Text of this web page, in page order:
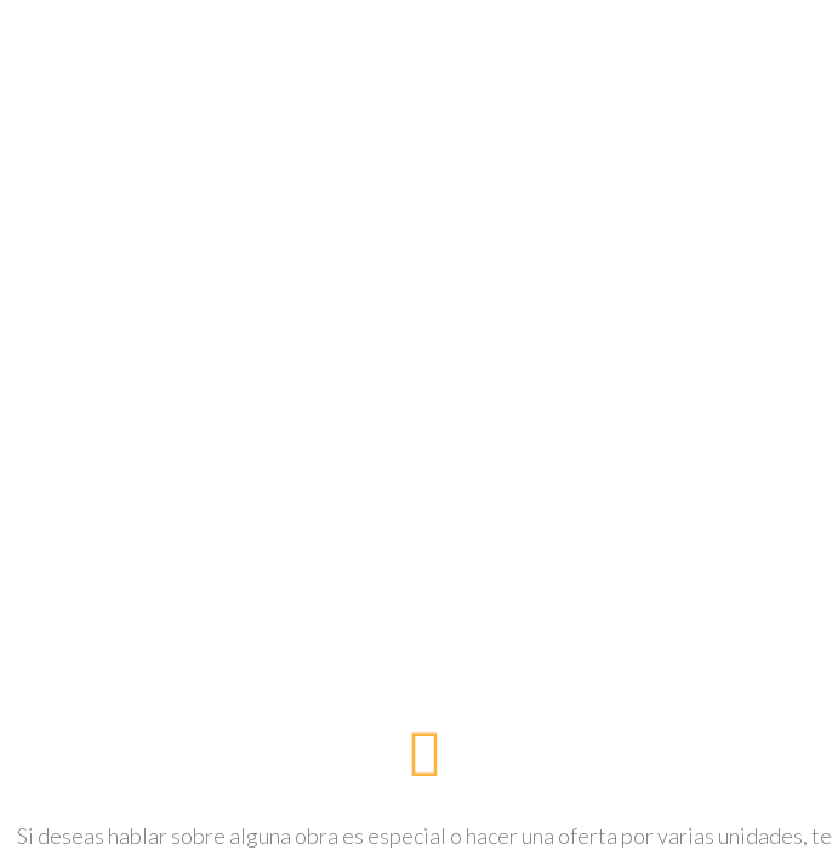
Si deseas hablar sobre alguna obra es especial o hacer una oferta por varias unidades, te